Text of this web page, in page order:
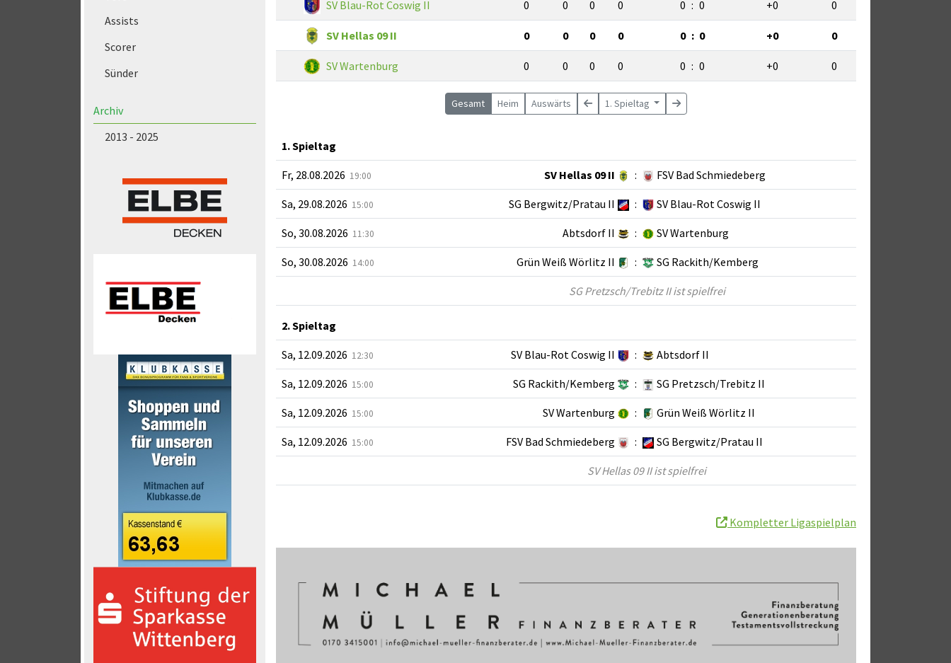
Assists
Scorer
Sünder
Archiv
2013 - 2025
SV Blau-Rot Coswig II 0 0 0 0 0 : 0 +0 0
SV Hellas 09 II 0 0 0 0 0 : 0 +0 0
SV Wartenburg 0 0 0 0 0 : 0 +0 0
Gesamt Heim Auswärts 1. Spieltag
1. Spieltag
Fr, 28.08.2026 19:00 SV Hellas 09 II : FSV Bad Schmiedeberg
Sa, 29.08.2026 15:00 SG Bergwitz/Pratau II : SV Blau-Rot Coswig II
So, 30.08.2026 11:30 Abtsdorf II : SV Wartenburg
So, 30.08.2026 14:00 Grün Weiß Wörlitz II : SG Rackith/Kemberg
SG Pretzsch/Trebitz II ist spielfrei
2. Spieltag
Sa, 12.09.2026 12:30 SV Blau-Rot Coswig II : Abtsdorf II
Sa, 12.09.2026 15:00 SG Rackith/Kemberg : SG Pretzsch/Trebitz II
Sa, 12.09.2026 15:00 SV Wartenburg : Grün Weiß Wörlitz II
Sa, 12.09.2026 15:00 FSV Bad Schmiedeberg : SG Bergwitz/Pratau II
SV Hellas 09 II ist spielfrei
Kompletter Ligaspielplan